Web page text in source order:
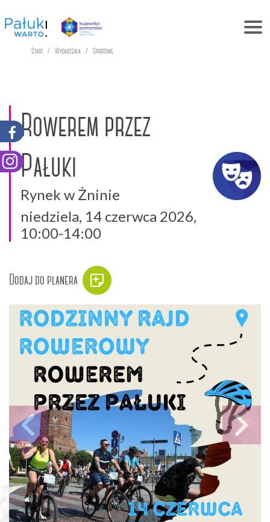
Start Wydarzenia Sportowe
Rowerem przez
Pałuki
Rynek w Żninie
niedziela, 14 czerwca 2026,
10:00-14:00
Dodaj do planera